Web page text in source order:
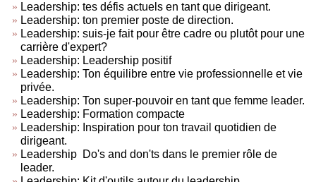
Leadership: tes défis actuels en tant que dirigeant.
Leadership: ton premier poste de direction.
Leadership: suis-je fait pour être cadre ou plutôt pour une
carrière d'expert?
Leadership: Leadership positif
Leadership: Ton équilibre entre vie professionnelle et vie
privée.
Leadership: Ton super-pouvoir en tant que femme leader.
Leadership: Formation compacte
Leadership: Inspiration pour ton travail quotidien de
dirigeant.
Leadership Do's and don'ts dans le premier rôle de
leader.